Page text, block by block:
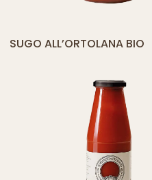
AGGIUNGI
SUGO ALL’ORTOLANA BIO